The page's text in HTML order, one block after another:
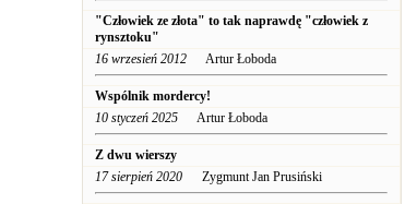
"Człowiek ze złota" to tak naprawdę "człowiek z
rynsztoku"
16 wrzesień 2012 Artur Łoboda
Wspólnik mordercy!
10 styczeń 2025 Artur Łoboda
Z dwu wierszy
17 sierpień 2020 Zygmunt Jan Prusiński